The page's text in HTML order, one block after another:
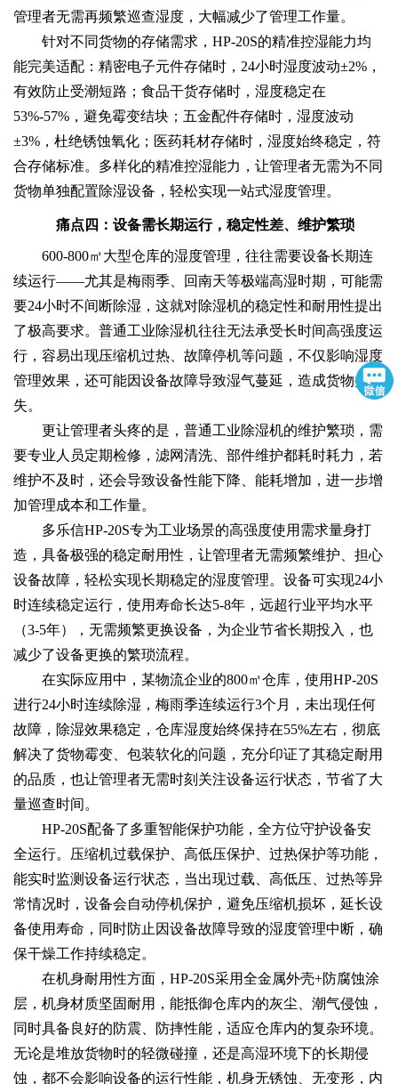
管理者无需再频繁巡查湿度，大幅减少了管理工作量。
针对不同货物的存储需求，HP-20S的精准控湿能力均
能完美适配：精密电子元件存储时，24小时湿度波动±2%，
有效防止受潮短路；食品干货存储时，湿度稳定在
53%-57%，避免霉变结块；五金配件存储时，湿度波动
±3%，杜绝锈蚀氧化；医药耗材存储时，湿度始终稳定，符
合存储标准。多样化的精准控湿能力，让管理者无需为不同
货物单独配置除湿设备，轻松实现一站式湿度管理。
痛点四：设备需长期运行，稳定性差、维护繁琐
600-800㎡大型仓库的湿度管理，往往需要设备长期连
续运行——尤其是梅雨季、回南天等极端高湿时期，可能需
要24小时不间断除湿，这就对除湿机的稳定性和耐用性提出
了极高要求。普通工业除湿机往往无法承受长时间高强度运
行，容易出现压缩机过热、故障停机等问题，不仅影响湿度
管理效果，还可能因设备故障导致湿气蔓延，造成货物损
失。
更让管理者头疼的是，普通工业除湿机的维护繁琐，需
要专业人员定期检修，滤网清洗、部件维护都耗时耗力，若
维护不及时，还会导致设备性能下降、能耗增加，进一步增
加管理成本和工作量。
多乐信HP-20S专为工业场景的高强度使用需求量身打
造，具备极强的稳定耐用性，让管理者无需频繁维护、担心
设备故障，轻松实现长期稳定的湿度管理。设备可实现24小
时连续稳定运行，使用寿命长达5-8年，远超行业平均水平
（3-5年），无需频繁更换设备，为企业节省长期投入，也
减少了设备更换的繁琐流程。
在实际应用中，某物流企业的800㎡仓库，使用HP-20S
进行24小时连续除湿，梅雨季连续运行3个月，未出现任何
故障，除湿效果稳定，仓库湿度始终保持在55%左右，彻底
解决了货物霉变、包装软化的问题，充分印证了其稳定耐用
的品质，也让管理者无需时刻关注设备运行状态，节省了大
量巡查时间。
HP-20S配备了多重智能保护功能，全方位守护设备安
全运行。压缩机过载保护、高低压保护、过热保护等功能，
能实时监测设备运行状态，当出现过载、高低压、过热等异
常情况时，设备会自动停机保护，避免压缩机损坏，延长设
备使用寿命，同时防止因设备故障导致的湿度管理中断，确
保干燥工作持续稳定。
在机身耐用性方面，HP-20S采用全金属外壳+防腐蚀涂
层，机身材质坚固耐用，能抵御仓库内的灰尘、潮气侵蚀，
同时具备良好的防震、防摔性能，适应仓库内的复杂环境。
无论是堆放货物时的轻微碰撞，还是高湿环境下的长期侵
蚀，都不会影响设备的运行性能，机身无锈蚀、无变形，内